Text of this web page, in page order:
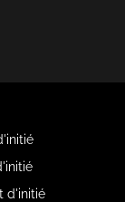
d'initié